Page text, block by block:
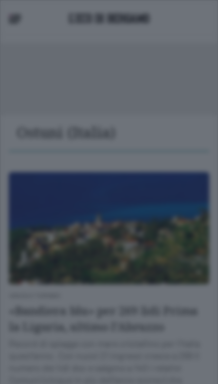
Ostuni (Italia)
«Bandiera blu» per 269 lidi Prima
la Liguria, ultimo l’Abruzzo